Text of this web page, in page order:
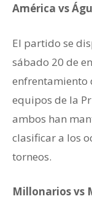
América vs
El partido se
sábado 20 de
enfrentamiento
equipos de la
ambos han
clasificar a los
torneos.
Millonarios vs